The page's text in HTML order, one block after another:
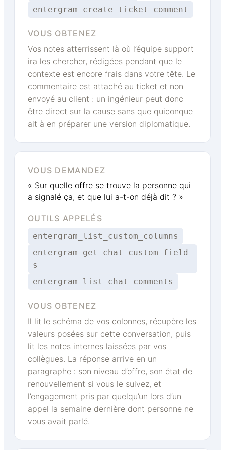
entergram_create_ticket_comment
VOUS OBTENEZ
Vos notes atterrissent là où l’équipe support
ira les chercher, rédigées pendant que le
contexte est encore frais dans votre tête. Le
commentaire est attaché au ticket et non
envoyé au client : un ingénieur peut donc
être direct sur la cause sans que quiconque
ait à en préparer une version diplomatique.
VOUS DEMANDEZ
« Sur quelle offre se trouve la personne qui
a signalé ça, et que lui a-t-on déjà dit ? »
OUTILS APPELÉS
entergram_list_custom_columns
entergram_get_chat_custom_field
s
entergram_list_chat_comments
VOUS OBTENEZ
Il lit le schéma de vos colonnes, récupère les
valeurs posées sur cette conversation, puis
lit les notes internes laissées par vos
collègues. La réponse arrive en un
paragraphe : son niveau d’offre, son état de
renouvellement si vous le suivez, et
l’engagement pris par quelqu’un lors d’un
appel la semaine dernière dont personne ne
vous avait parlé.